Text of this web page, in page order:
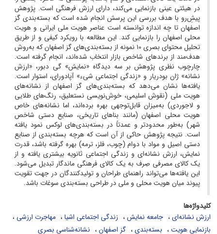
در هیئتی عینی بازنمایی می‌کند، دارای ارزش فرهنگی است. پژوهش
پیشِ‌رو با هدف بررسی این پرسش انجام شده است که بسته‌بندی گز
اصفهان تا چه اندازه توانسته است عناصر هویت ملی ایرانی و هویت
محلی اصفهان را بازنمایی کند. این مطالعه با رویکرد کیفی و از طریق
تحلیل محتوای بصری ۱۰ نمونه از بسته‌بندی‌های گز اصفهان که به‌روش
هدف‌مند از برندهای شاخص بازار انتخاب شده‌اند، انجام گرفته است.
چارچوب نظری پژوهش بر سه دیدگاه «نمایش» گی دبور، «ارزش
نشانه» ژان بودریار و «زندگی اجتماعی شیء» آپادورای، استوار است.
یافته‌ها نشان می‌دهد که بسته‌بندی‌های گز اصفهان از نشانه‌های
هویت ملی (نقوش اسلیمی، خوش‌نویسی نستعلیق، رنگ‌های طلایی
و لاجوردی) به‌میزان قابل‌توجهی بهره برده‌اند، اما نشانه‌های خاص
هویت محلی اصفهان (مانند بناهای تاریخی، صنایع دستی شاخص
شهر) به‌طور محدودتر و عمدتاً در بسته‌بندی‌های لوکس نمود یافته
است. نتیجه پژوهش حاکی از آن است که هرچه بسته‌بندی از صنایع
دستی اصیل و مواد با دوام (چوب، فلز، ترمه) بهره گرفته باشد، قدرت
نمایش، ارزش نشانه‌ای و زندگی اجتماعی ثانویه بیشتری یافته و از
یک کالای مصرفی صِرف به یک کالای فرهنگی ماندگار تبدیل می‌شود.
این یافته‌ها می‌تواند راهنمای طراحان و تولیدکنندگان در جهت تقویت
پیوند میان هویت محلی و ملی در طراحی بسته‌بندی سوغات باشد.
کلیدواژه‌ها
ارزش نشانه‌ای
جامعه نمایش زندگی اجتماعی اشیا
مهاجرت ارزشی
بازنمایی هویت
بسته‌بندی گز اصفهان
نشانه‌شناسی بصری